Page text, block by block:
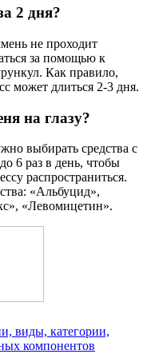
2 дня?
не проходит
за помощью к
Как правило,
может длиться 2-3 дня.
на глазу?
выбирать средства с
6 раз в день, чтобы
распространиться.
«Альбуцид»,
«Левомицетин».
виды, категории,
компонентов